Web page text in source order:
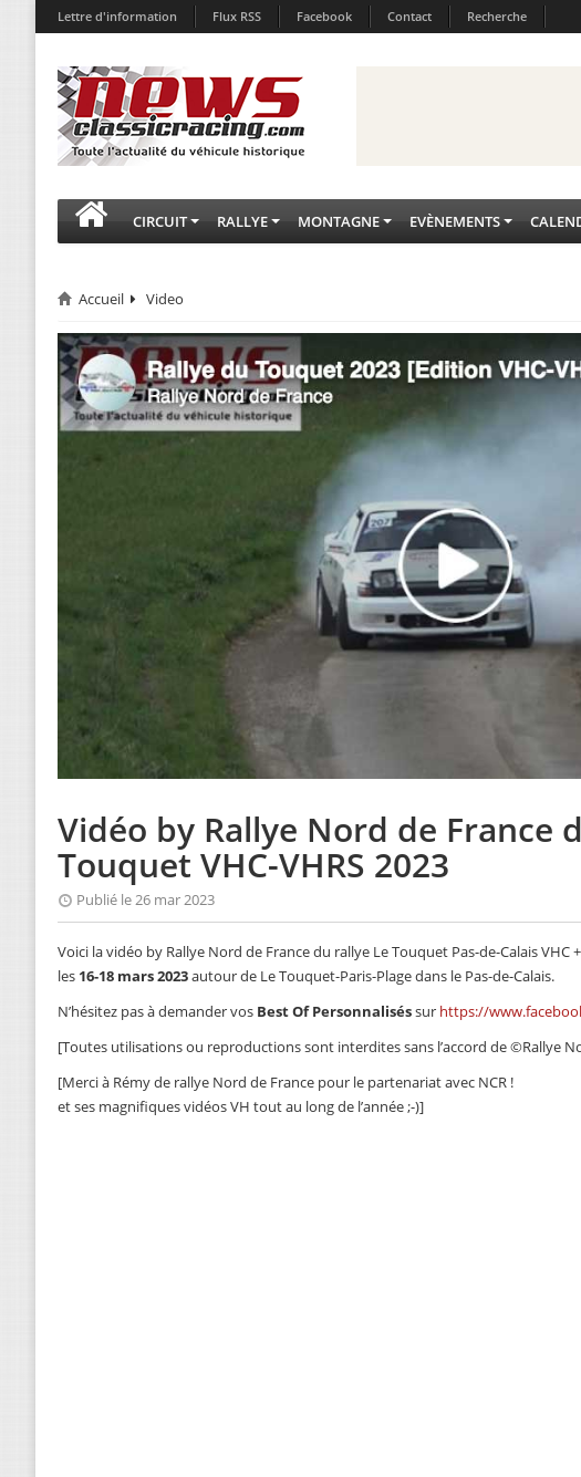
Lettre d'information Flux RSS Facebook Contact Recherche
CIRCUIT RALLYE MONTAGNE EVÈNEMENTS
Accueil Video
Vidéo by Rallye Nord de France
Touquet VHC-VHRS 2023
Publié le 26 mar 2023
Voici la vidéo by Rallye Nord de France du rallye Le Touquet Pas-de-Calais VHC
les 16-18 mars 2023autour de Le Touquet-Paris-Plage dans le Pas-de-Calais.
N’hésitez pas à demander vos Best Of Personnaliséssur https://
[Toutes utilisations ou reproductions sont interdites sans l’accord de ©Rallye
[Merci à Rémy de rallye Nord de France pour le partenariat avec NCR !
et ses magnifiques vidéos VH tout au long de l’année ;-)]